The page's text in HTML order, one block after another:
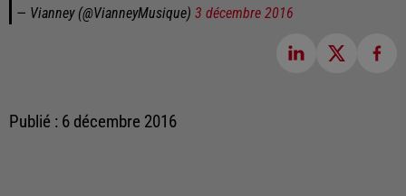
— Vianney (@VianneyMusique) 3 décembre 2016
Publié : 6 décembre 2016